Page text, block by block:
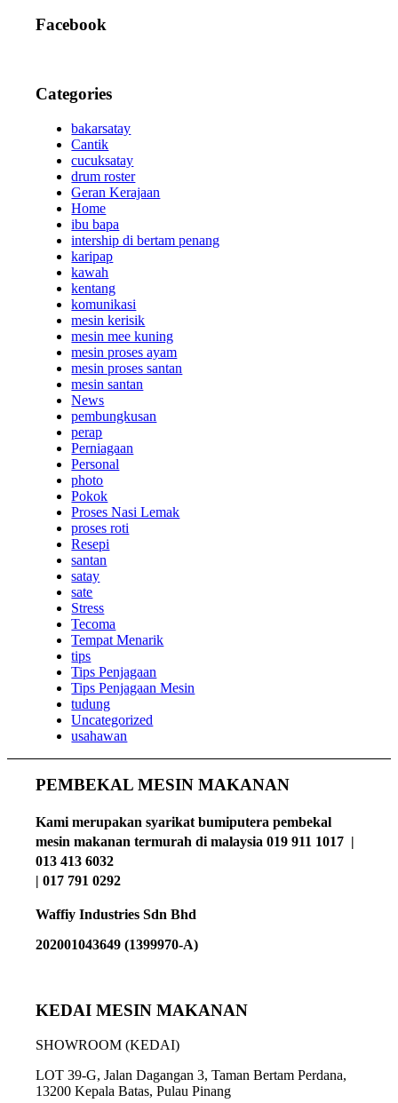
Facebook
Categories
bakarsatay
Cantik
cucuksatay
drum roster
Geran Kerajaan
Home
ibu bapa
intership di bertam penang
karipap
kawah
kentang
komunikasi
mesin kerisik
mesin mee kuning
mesin proses ayam
mesin proses santan
mesin santan
News
pembungkusan
perap
Perniagaan
Personal
photo
Pokok
Proses Nasi Lemak
proses roti
Resepi
santan
satay
sate
Stress
Tecoma
Tempat Menarik
tips
Tips Penjagaan
Tips Penjagaan Mesin
tudung
Uncategorized
usahawan
PEMBEKAL MESIN MAKANAN
Kami merupakan syarikat bumiputera pembekal
mesin makanan termurah di malaysia 019 911 1017 |
013 413 6032
| 017 791 0292
Waffiy Industries Sdn Bhd
202001043649 (1399970-A)
KEDAI MESIN MAKANAN
SHOWROOM (KEDAI)
LOT 39-G, Jalan Dagangan 3, Taman Bertam Perdana,
13200 Kepala Batas, Pulau Pinang